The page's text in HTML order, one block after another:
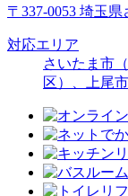
〒337-0053 埼玉
対応エリア
さいたま市
区）、上尾